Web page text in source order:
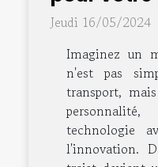
Jeudi 16/05/2024
Imaginez un
n'est pas
transport,
technologie
l'innovation.